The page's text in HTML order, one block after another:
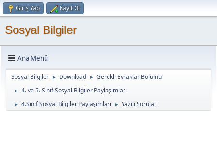
Giriş Yap Kayıt Ol
Sosyal Bilgiler
Ana Menü
Sosyal Bilgiler ► Download ► Gerekli Evraklar Bölümü
► 4. ve 5. Sınıf Sosyal Bilgiler Paylaşımları
► 4.Sınıf Sosyal Bilgiler Paylaşımları ► Yazılı Soruları